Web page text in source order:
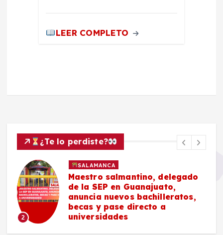
LEER COMPLETO
¿Te lo perdiste?
2
SALAMANCA
Maestro salmantino, delegado
de la SEP en Guanajuato,
anuncia nuevos bachilleratos,
becas y pase directo a
universidades